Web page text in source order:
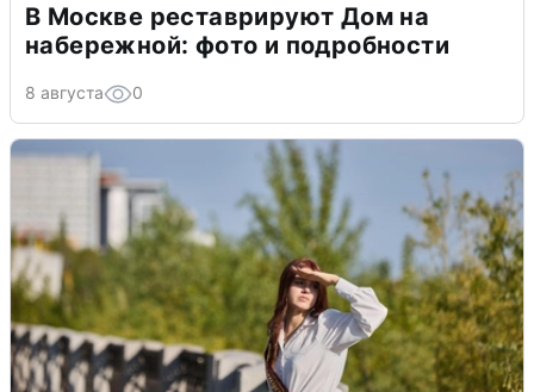
В Москве реставрируют Дом на
набережной: фото и подробности
8 августа 0